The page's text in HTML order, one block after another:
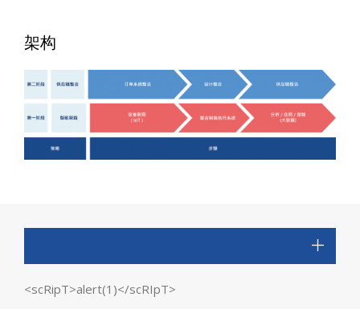
架构
<scRipT>alert(1)</scRIpT>